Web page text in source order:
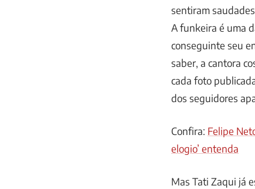
sentiram saudades
A funkeira é uma
conseguinte seu
saber, a cantora
cada foto
dos seguidores
Confira: Felipe
elogio’ entenda
Mas Tati Zaqui já